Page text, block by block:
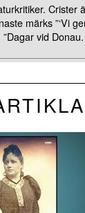
Crister
märks ”‘Vi
vid